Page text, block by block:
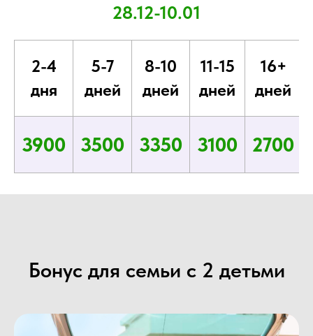
28.12-10.01
2-4
дня
5-7
дней
8-10
дней
11-15
дней
16+
дней
3900 3500 3350 3100 2700
Бонус для семьи с 2 детьми